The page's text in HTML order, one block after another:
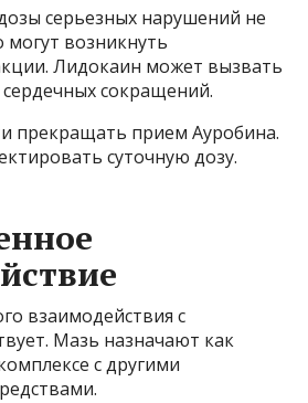
серьезных нарушений не
могут возникнуть
Лидокаин может вызвать
сокращений.
прекращать прием Ауробина.
суточную дозу.
взаимодействия с
Мазь назначают как
с другими